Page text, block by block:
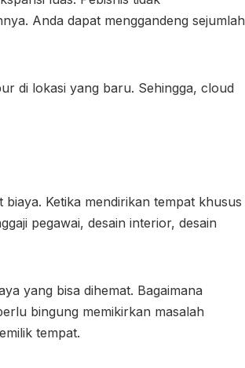
Anda dapat menggandeng sejumlah
di lokasi yang baru. Sehingga, cloud
Ketika mendirikan tempat khusus
pegawai, desain interior, desain
yang bisa dihemat. Bagaimana
bingung memikirkan masalah
tempat.